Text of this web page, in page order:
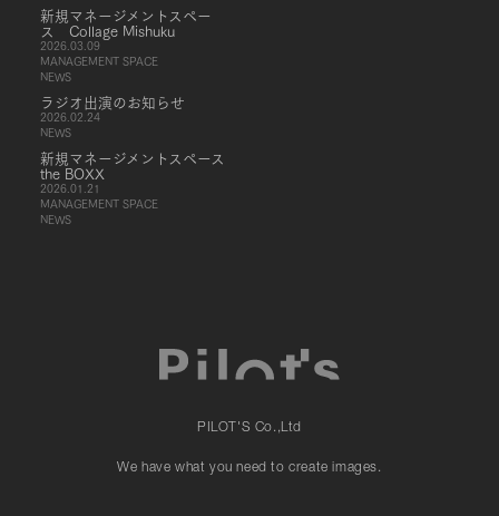
新規マネージメントスペー
ス Collage Mishuku
2026.03.09
MANAGEMENT SPACE
NEWS
ラジオ出演のお知らせ
2026.02.24
NEWS
新規マネージメントスペース
the BOXX
2026.01.21
MANAGEMENT SPACE
NEWS
PILOT'S Co.,Ltd
We have what you need to create images.